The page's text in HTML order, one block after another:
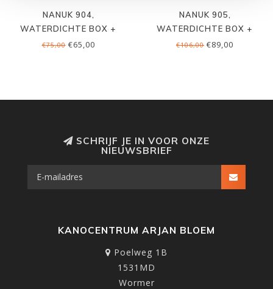
NANUK 904,
WATERDICHTE BOX +
FOAM
€75,00€65,00
NANUK 905,
WATERDICHTE BOX +
FOAM
€106,00 €89,00
SCHRIJF JE IN VOOR ONZE
NIEUWSBRIEF
KANOCENTRUM ARJAN BLOEM
Poelweg 1B
1531MD
Wormer